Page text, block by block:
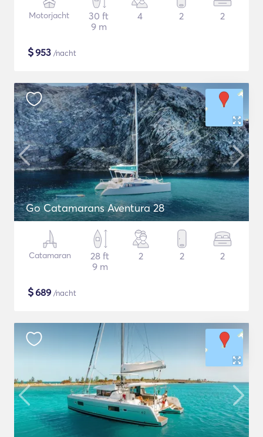
Motorjacht
30 ft
9 m
4 2 2
$953 /nacht
Go Catamarans Aventura 28
Catamaran
28 ft
9 m
2 2 2
$689 /nacht